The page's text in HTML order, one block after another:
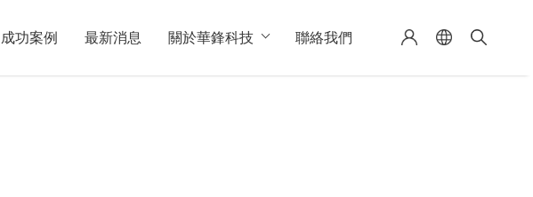
成功案例 最新消息 關於華鋒科技 聯絡我們